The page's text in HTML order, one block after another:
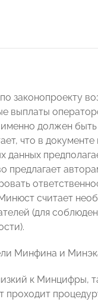
законопроекту
выплаты
должен быть
что в
данных
предлагает
считает
(для
Минфина и
к Минцифры,
проходит